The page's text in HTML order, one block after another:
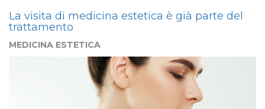
La visita di medicina estetica è già parte del
trattamento
MEDICINA ESTETICA